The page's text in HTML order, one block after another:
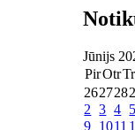
Jūnijs
PirOtr
262728
2
3 4 5
9 1011